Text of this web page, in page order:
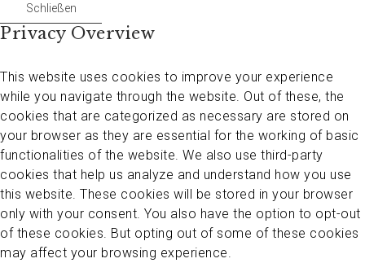
Schließen
Privacy Overview
This website uses cookies to improve your experience
while you navigate through the website. Out of these, the
cookies that are categorized as necessary are stored on
your browser as they are essential for the working of basic
functionalities of the website. We also use third-party
cookies that help us analyze and understand how you use
this website. These cookies will be stored in your browser
only with your consent. You also have the option to opt-out
of these cookies. But opting out of some of these cookies
may affect your browsing experience.